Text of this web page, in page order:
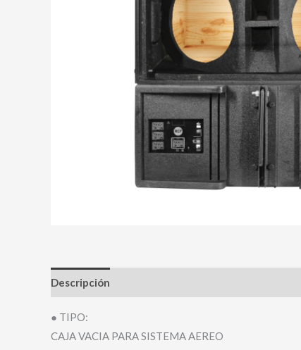
Descripción
● TIPO:
CAJA VACIA PARA SISTEMA AEREO